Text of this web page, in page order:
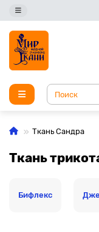
Ткань Сандра
Ткань
Бифлекс